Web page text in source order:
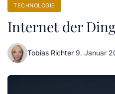
TECHNOLOGIE
Internet der
Tobias Richter·9. Januar